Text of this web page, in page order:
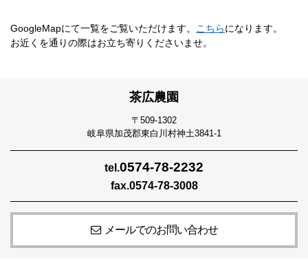
GoogleMapにて一覧をご覧いただけます。 こちらになります。
お近くを通りの際はお立ち寄りくださいませ。
茶広農園
〒509-1302
岐阜県加茂郡東白川村神土3841‐1
tel.0574-78-2232
fax.0574-78-3008
メールでのお問い合わせ